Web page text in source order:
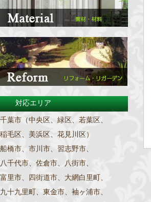
対応エリア
千葉市（中央区、緑区、若葉区、
稲毛区、美浜区、花見川区）
船橋市、市川市、習志野市、
八千代市、佐倉市、八街市、
富里市、四街道市、大網白里町、
九十九里町、東金市、袖ヶ浦市、